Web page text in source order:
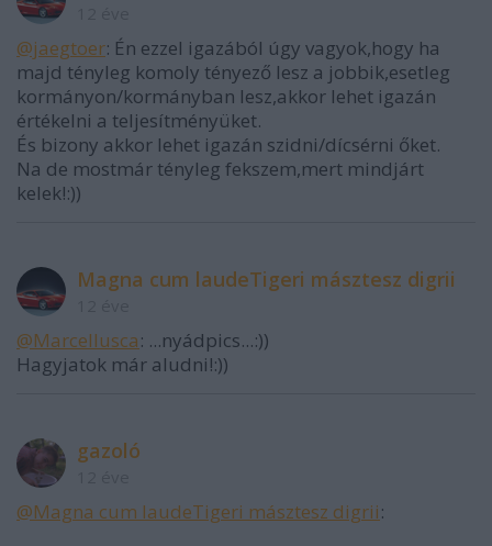
@jaegtoer: Én ezzel igazából úgy vagyok,hogy ha
majd tényleg komoly tényező lesz a jobbik,esetleg
kormányon/kormányban lesz,akkor lehet igazán
értékelni a teljesítményüket.
És bizony akkor lehet igazán szidni/dícsérni őket.
Na de mostmár tényleg fekszem,mert mindjárt
kelek!:))
Magna cum laudeTigeri másztesz digrii
@Marcellusca: ...nyádpics...:))
Hagyjatok már aludni!:))
gazoló
@Magna cum laudeTigeri másztesz digrii: